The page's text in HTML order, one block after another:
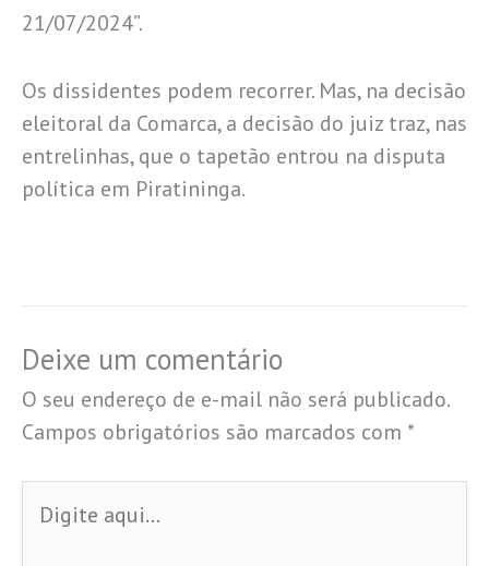
21/07/2024”.
Os dissidentes podem recorrer. Mas, na decisão
eleitoral da Comarca, a decisão do juiz traz, nas
entrelinhas, que o tapetão entrou na disputa
política em Piratininga.
Deixe um comentário
O seu endereço de e-mail não será publicado.
Campos obrigatórios são marcados com *
aqui...